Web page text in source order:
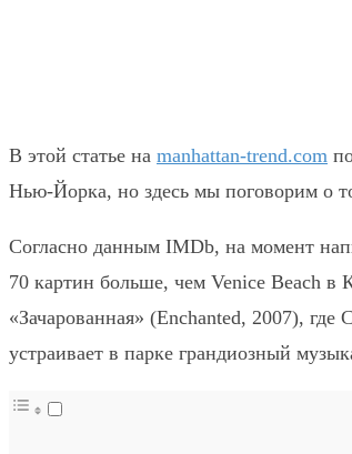
В этой статье на manhattan-trend.com
Нью-Йорка, но здесь мы поговорим о
Согласно данным IMDb, на момент
70 картин больше, чем Venice Beach в
«Зачарованная» (Enchanted, 2007),
устраивает в парке грандиозный